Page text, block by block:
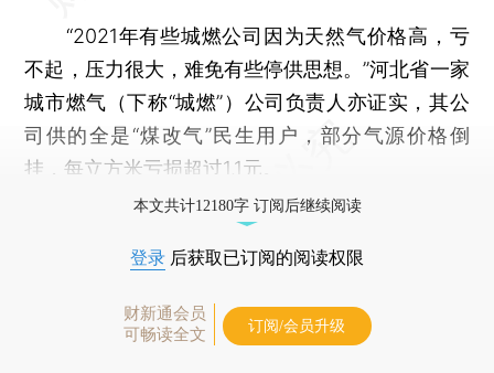
“2021年有些城燃公司因为天然气价格高，亏
不起，压力很大，难免有些停供思想。”河北省一家
城市燃气（下称“城燃”）公司负责人亦证实，其公
司供的全是“煤改气”民生用户，部分气源价格倒
挂，每立方米亏损超过1.1元。
本文共计12180字 订阅后继续阅读
登录 后获取已订阅的阅读权限
财新通会员
可畅读全文
订阅/会员升级